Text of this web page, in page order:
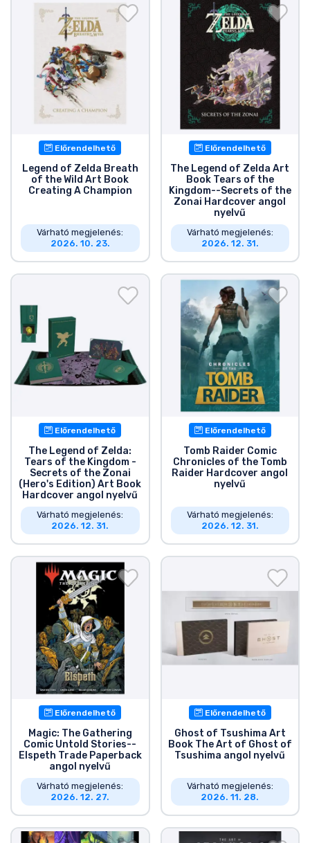
Előrendelhető
Legend of Zelda Breath
of the Wild Art Book
Creating A Champion
Várható megjelenés:
2026. 10. 23.
Előrendelhető
The Legend of Zelda Art
Book Tears of the
Kingdom--Secrets of the
Zonai Hardcover angol
nyelvű
Várható megjelenés:
2026. 12. 31.
Előrendelhető
The Legend of Zelda:
Tears of the Kingdom -
Secrets of the Zonai
(Hero's Edition) Art Book
Hardcover angol nyelvű
Várható megjelenés:
2026. 12. 31.
Előrendelhető
Tomb Raider Comic
Chronicles of the Tomb
Raider Hardcover angol
nyelvű
Várható megjelenés:
2026. 12. 31.
Előrendelhető
Magic: The Gathering
Comic Untold Stories--
Elspeth Trade Paperback
angol nyelvű
Várható megjelenés:
2026. 12. 27.
Előrendelhető
Ghost of Tsushima Art
Book The Art of Ghost of
Tsushima angol nyelvű
Várható megjelenés:
2026. 11. 28.